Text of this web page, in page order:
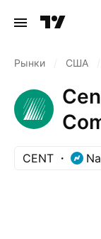
Рынки США
CENT